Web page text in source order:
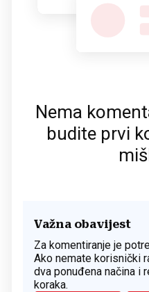
Nema
budite prvi
Važna obavijest
Za komentiranje je
Ako nemate korisnički
dva ponuđena načina i
koraka.